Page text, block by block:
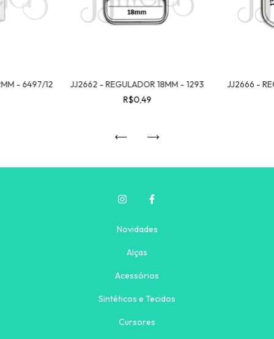
- 6497/12
JJ2662 - REGULADOR 18MM - 1293
R$0,49
JJ2666 -
Novidades
Alças
Acessórios
Sintéticos e Tecidos
Cursores